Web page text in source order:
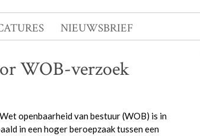
NIEUWSBRIEF
WOB-verzoek
openbaarheid van bestuur (WOB) is in
in een hoger beroepzaak tussen een